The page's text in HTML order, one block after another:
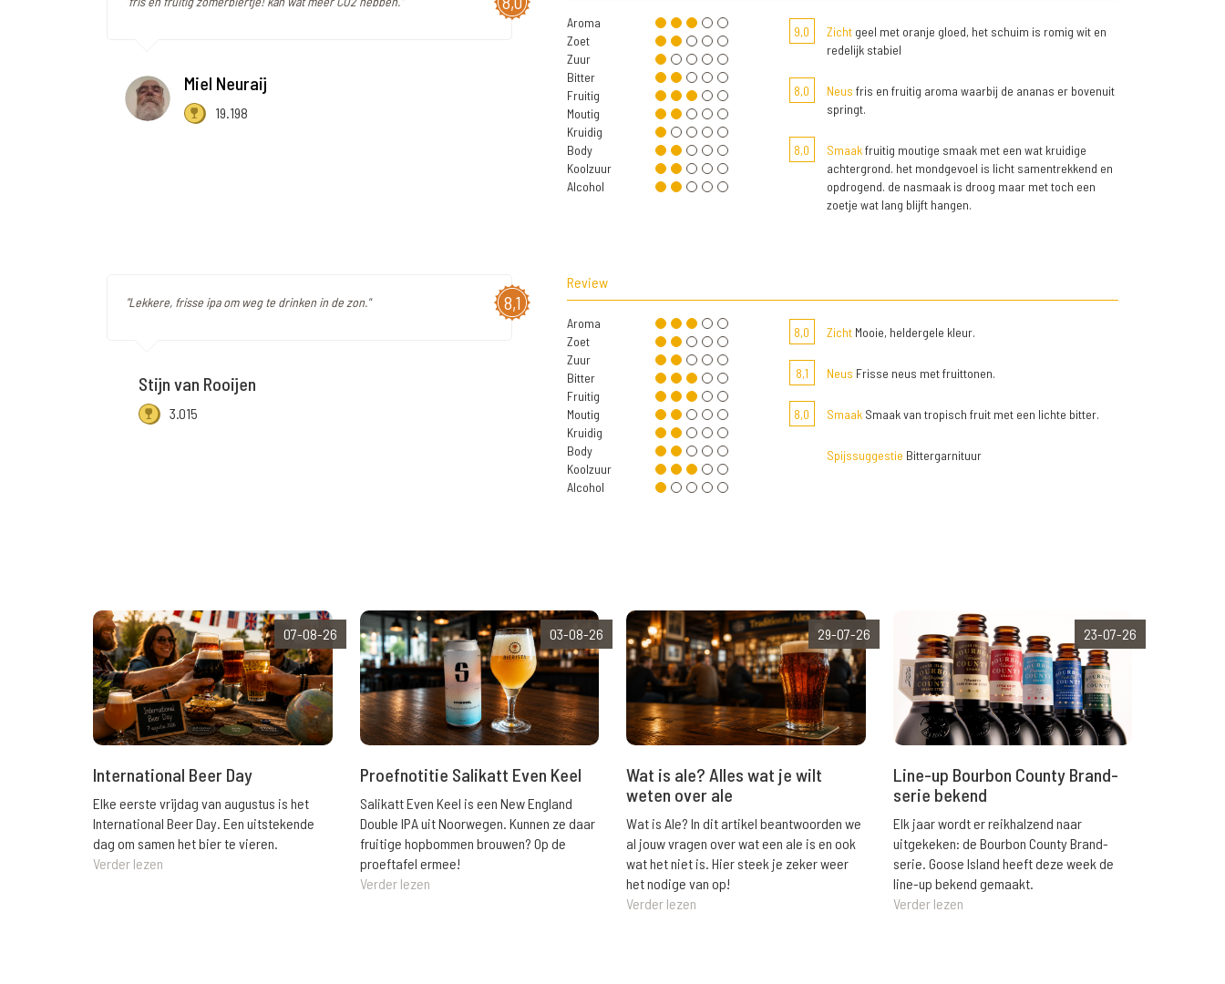
Miel Neuraij
19.198
Aroma
Zoet
Zuur
Bitter
Fruitig
Moutig
Kruidig
Body
Koolzuur
Alcohol
9,0 Zichtgeel met oranje gloed, het schuim is romig wit en
redelijk stabiel
8,0 Neus fris en fruitig aroma waarbij de ananas er bovenuit
springt.
8,0 Smaakfruitig moutige smaak met een wat kruidige
achtergrond. het mondgevoel is licht samentrekkend en
opdrogend. de nasmaak is droog maar met toch een
zoetje wat lang blijft hangen.
8,1
"Lekkere, frisse ipa om weg te drinken in de zon."
Stijn van Rooijen
3.015
Review
Aroma
Zoet
Zuur
Bitter
Fruitig
Moutig
Kruidig
Body
Koolzuur
Alcohol
8,0 ZichtMooie, heldergele kleur.
8,1 Neus Frisse neus met fruittonen.
8,0 SmaakSmaak van tropisch fruit met een lichte bitter.
Spijssuggestie Bittergarnituur
07-08-26
International Beer Day
Elke eerste vrijdag van augustus is het
International Beer Day. Een uitstekende
dag om samen het bier te vieren.
Verder lezen
03-08-26
Proefnotitie Salikatt Even Keel
Salikatt Even Keel is een New England
Double IPA uit Noorwegen. Kunnen ze daar
fruitige hopbommen brouwen? Op de
proeftafel ermee!
Verder lezen
29-07-26
Wat is ale? Alles wat je wilt
weten over ale
Wat is Ale? In dit artikel beantwoorden we
al jouw vragen over wat een ale is en ook
wat het niet is. Hier steek je zeker weer
het nodige van op!
Verder lezen
23-07-26
Line-up Bourbon County Brand-
serie bekend
Elk jaar wordt er reikhalzend naar
uitgekeken: de Bourbon County Brand-
serie. Goose Island heeft deze week de
line-up bekend gemaakt.
Verder lezen